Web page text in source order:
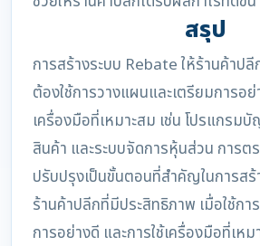
สรุป
การสร้างระบบ Rebate ให้ร้านค้าป
ต้องใช้การวางแผนและเตรียมการอย่
เครื่องมือที่เหมาะสม เช่น โปรแกรม
สินค้า และระบบจัดการหุ้นส่วน การต
ปรับปรุงเป็นขั้นตอนที่สำคัญในการสร้
ร้านค้าปลีกที่มีประสิทธิภาพ เมื่อใช้กา
การอย่างดี และการใช้เครื่องมือที่เหม